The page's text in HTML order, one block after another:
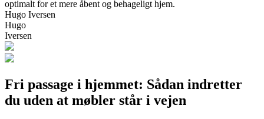
optimalt for et mere åbent og behageligt hjem.
Hugo Iversen
Hugo
Iversen
Fri passage i hjemmet: Sådan indretter
du uden at møbler står i vejen